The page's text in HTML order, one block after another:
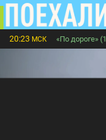
20:23 МСК «По дороге»